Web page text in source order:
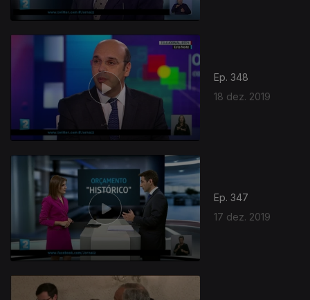
Ep. 348
18 dez. 2019
Ep. 347
17 dez. 2019